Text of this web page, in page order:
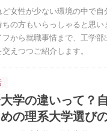
女性が少ない環境の中で自
の方もいらっしゃると思い
から就職事情まで、工学部
えつつご紹介します。
学の違いって？
の理系大学選び